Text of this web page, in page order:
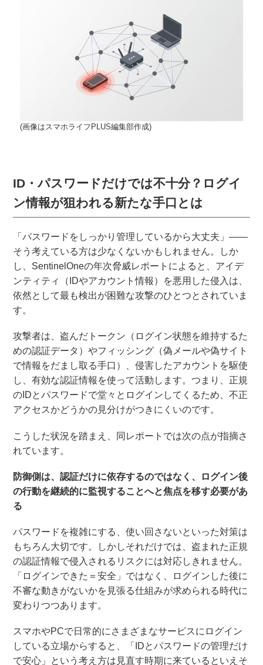
(画像はスマホライフPLUS編集部作成)
ID・パスワードだけでは不十分？ログイ
ン情報が狙われる新たな手口とは
「パスワードをしっかり管理しているから大丈夫」――
そう考えている方は少なくないかもしれません。しか
し、SentinelOneの年次脅威レポートによると、アイデ
ンティティ（IDやアカウント情報）を悪用した侵入は、
依然として最も検出が困難な攻撃のひとつとされていま
す。
攻撃者は、盗んだトークン（ログイン状態を維持するた
めの認証データ）やフィッシング（偽メールや偽サイト
で情報をだまし取る手口）、侵害したアカウントを駆使
し、有効な認証情報を使って活動します。つまり、正規
のIDとパスワードで堂々とログインしてくるため、不正
アクセスかどうかの見分けがつきにくいのです。
こうした状況を踏まえ、同レポートでは次の点が指摘さ
れています。
防御側は、認証だけに依存するのではなく、ログイン後
の行動を継続的に監視することへと焦点を移す必要があ
る
パスワードを複雑にする、使い回さないといった対策は
もちろん大切です。しかしそれだけでは、盗まれた正規
の認証情報で侵入されるリスクには対応しきれません。
「ログインできた＝安全」ではなく、ログインした後に
不審な動きがないかを見張る仕組みが求められる時代に
変わりつつあります。
スマホやPCで日常的にさまざまなサービスにログイン
している立場からすると、「IDとパスワードの管理だけ
で安心」という考え方は見直す時期に来ているといえそ